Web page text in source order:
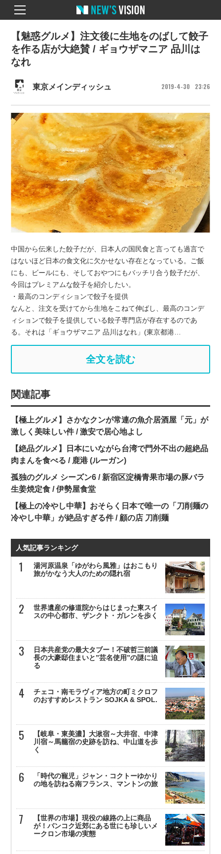
東京メインディッシュ 2019 4 30 23 26
【魅惑グルメ】注文後に生地をのばして餃子
を作る店が大絶賛 / ギョウザマニア 品川は
なれ
中国から伝来した餃子だが、日本人の国民食と言っても過言で
はないほど日本の食文化に欠かせない存在となっている。ご飯
にも、ビールにも、そしておやつにもバッチリ合う餃子だが、
今回はプレミアムな餃子を紹介したい。
・最高のコンディションで餃子を提供
なんと、注文を受けてから生地をこねて伸ばし、最高のコンデ
ィションで餃子を提供している餃子専門店が存在するのであ
る。それは「ギョウザマニア 品川はなれ」(東京都港…
全文を読む
関連記事
【極上グルメ】さかなクンが常連の魚介居酒屋「元」が
激しく美味しい件 / 激安で居心地よし
【絶品グルメ】日本にいながら台湾で門外不出の超絶品
肉まんを食べる / 鹿港 (ルーガン)
孤独のグルメ シーズン6 / 新宿区淀橋青果市場の豚バラ
生姜焼定食 / 伊勢屋食堂
【極上の冷やし中華】おそらく日本で唯一の「刀削麺の
冷やし中華」が絶品すぎる件 / 顧の店 刀削麺
人気記事ランキング
湯河原温泉「ゆがわら風雅」はおこもり
旅がかなう大人のための隠れ宿
世界遺産の修道院からはじまった東スイ
スの中心都市、ザンクト・ガレンを歩く
日本共産党の最大タブー！不破哲三前議
長の大豪邸住まいと”芸名使用”の謎に迫
る
チェコ・南モラヴィア地方の町ミクロフ
のおすすめレストラン SOJKA & SPOL.
【岐阜・東美濃】大湫宿～大井宿、中津
川宿～馬籠宿の史跡を訪ね、中山道を歩
く
「時代の寵児」ジャン・コクトーゆかり
の地を訪ねる南フランス、マントンの旅
【世界の市場】現役の線路の上に商品
が！バンコク近郊にある世にも珍しいメ
ークロン市場の実態